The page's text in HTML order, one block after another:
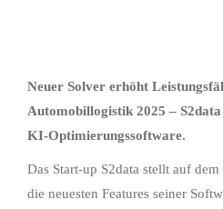
Neuer Solver erhöht
Automobillogistik 2025 –
KI-Optimierungssoftware.
Das Start-up S2data stellt auf
die neuesten Features seiner